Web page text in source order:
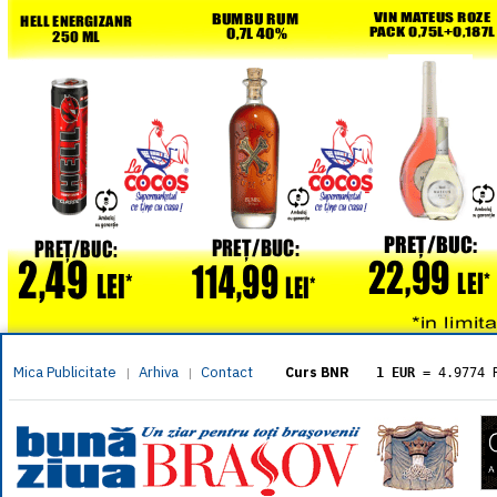
Mica Publicitate | Arhiva | Contact Curs BNR 1 EUR = 4.9774
= 5.8304
1 XAU= 464.4611
1 AED= 1.1933
1 AUD= 2.7957
1 BGN= 2.5449